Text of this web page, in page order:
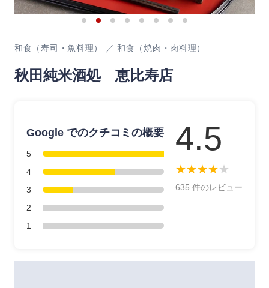
和食（寿司・魚料理） ／ 和食（焼肉・肉料理）
秋田純米酒処 恵比寿店
Google でのクチコミの概要
5
4
3
2
1
4.5
★★★★★
635 件のレビュー